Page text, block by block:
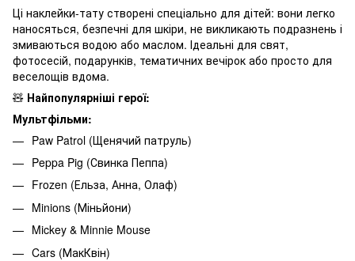
Ці наклейки-тату створені спеціально для дітей: вони легко
наносяться, безпечні для шкіри, не викликають подразнень і
змиваються водою або маслом. Ідеальні для свят,
фотосесій, подарунків, тематичних вечірок або просто для
веселощів вдома.
🧸 Найпопулярніші герої:
Мультфільми:
Paw Patrol (Щенячий патруль)
Peppa Pig (Свинка Пеппа)
Frozen (Ельза, Анна, Олаф)
Minions (Міньйони)
Mickey & Minnie Mouse
Cars (МакКвін)